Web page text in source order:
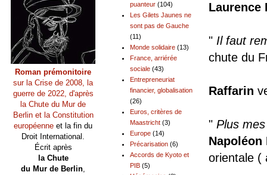
Laurence
" Il faut
chute du
Raffarin
" Plus
Napoléon
orientale (
puanteur (104)
Les Gilets Jaunes ne
sont pas de Gauche
(11)
Monde solidaire (13)
France, arriérée
sociale (43)
Entrepreneuriat
financier, globalisation
(26)
Euros, critères de
Maastricht (3)
Europe (14)
Précarisation (6)
Accords de Kyoto et
PIB (5)
Roman prémonitoire
sur la Crise de 2008, la
guerre de 2022, d'après
la Chute du Mur de
Berlin et la Constitution
européenne et la fin du
Droit International.
Écrit après
la Chute
du Mur de Berlin,